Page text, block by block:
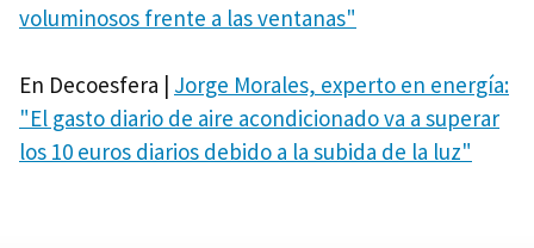
voluminosos frente a las ventanas"
En Decoesfera | Jorge Morales, experto en energía:
"El gasto diario de aire acondicionado va a superar
los 10 euros diarios debido a la subida de la luz"